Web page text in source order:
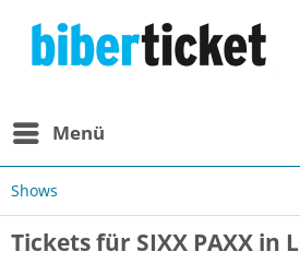
Menü
Shows
Tickets für SIXX PAXX in